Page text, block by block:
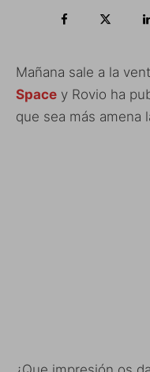
Mañana sale a la
Space y Rovio ha
que sea más amena